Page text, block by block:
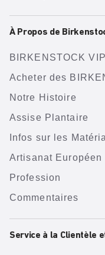
À Propos de
BIRKENSTOCK VIP
Acheter des
Notre Histoire
Assise Plantaire
Infos sur les
Artisanat Européen
Profession
Commentaires
Service à la Clientèle